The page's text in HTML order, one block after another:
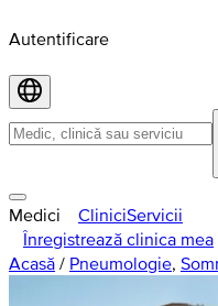
Autentificare
Medici CliniciServicii
Înregistrează clinica mea
Acasă / Pneumologie,